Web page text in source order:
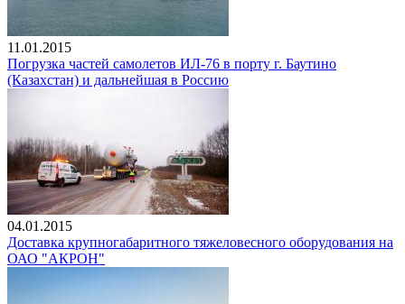
11.01.2015
Погрузка частей самолетов ИЛ-76 в порту г. Баутино
(Казахстан) и дальнейшая в Россию
04.01.2015
Доставка крупногабаритного тяжеловесного оборудования на
ОАО "АКРОН"